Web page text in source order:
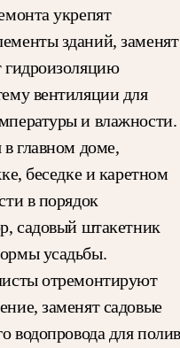
укрепят
зданий, заменят
гидроизоляцию
вентиляции для
и влажности.
в главном доме,
беседке и каретном
в порядок
садовый штакетник
усадьбы.
отремонтируют
заменят садовые
водопровода для